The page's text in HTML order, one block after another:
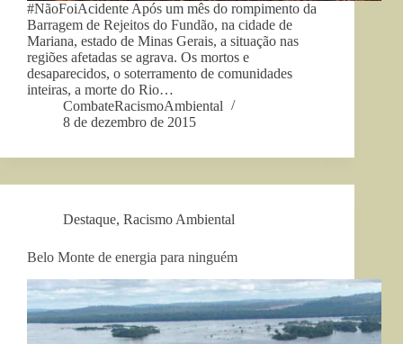
#NãoFoiAcidente Após um mês do rompimento da
Barragem de Rejeitos do Fundão, na cidade de
Mariana, estado de Minas Gerais, a situação nas
regiões afetadas se agrava. Os mortos e
desaparecidos, o soterramento de comunidades
inteiras, a morte do Rio…
CombateRacismoAmbiental
8 de dezembro de 2015
Destaque, Racismo Ambiental
Belo Monte de energia para ninguém